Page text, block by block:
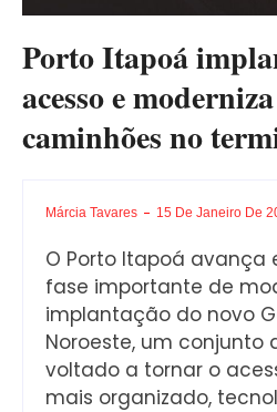
Porto Itapoá
acesso e
caminhões no
Márcia Tavares 15 De Janeiro De
O Porto Itapoá avança
fase importante de
implantação do novo
Noroeste, um conjunto
voltado a tornar o
mais organizado,